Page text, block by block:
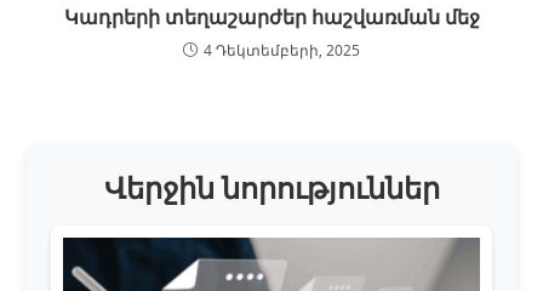
Կադրերի տեղաշարժեր հաշվառման մեջ
4 Դեկտեմբերի, 2025
Վերջին նորություններ